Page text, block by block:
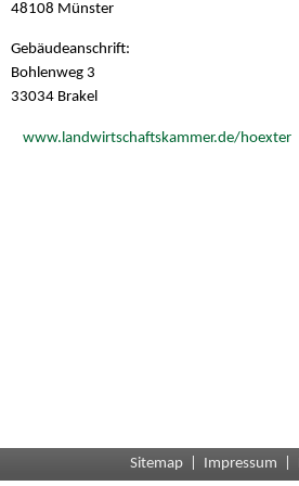
48108 Münster
Gebäudeanschrift:
Bohlenweg 3
33034 Brakel
www.landwirtschaftskammer.de/hoexter
Sitemap Impressum